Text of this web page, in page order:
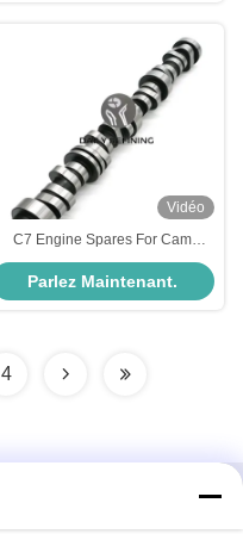
Vidéo
C7 Engine Spares For Cam
Camshaft 212-4289
Parlez Maintenant.
4